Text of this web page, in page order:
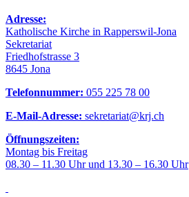
Adresse:
Katholische Kirche in Rapperswil-Jona
Sekretariat
Friedhofstrasse 3
8645 Jona
Telefonnummer: 055 225 78 00
E-Mail-Adresse: sekretariat@krj.ch
Öffnungszeiten:
Montag bis Freitag
08.30 – 11.30 Uhr und 13.30 – 16.30 Uhr